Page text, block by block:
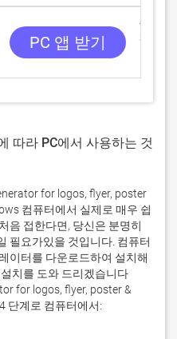
PC 앱 받기
3 리뷰
따라 PC에서 사용하는 것
for logos, flyer, poster
컴퓨터에서 실제로 매우 쉽
음 접한다면, 당신은 분명히
필요가있을 것입니다. 컴퓨터
이터를 다운로드하여 설치해
치를 도와 드리겠습니다
for logos, flyer, poster &
단계로 컴퓨터에서: